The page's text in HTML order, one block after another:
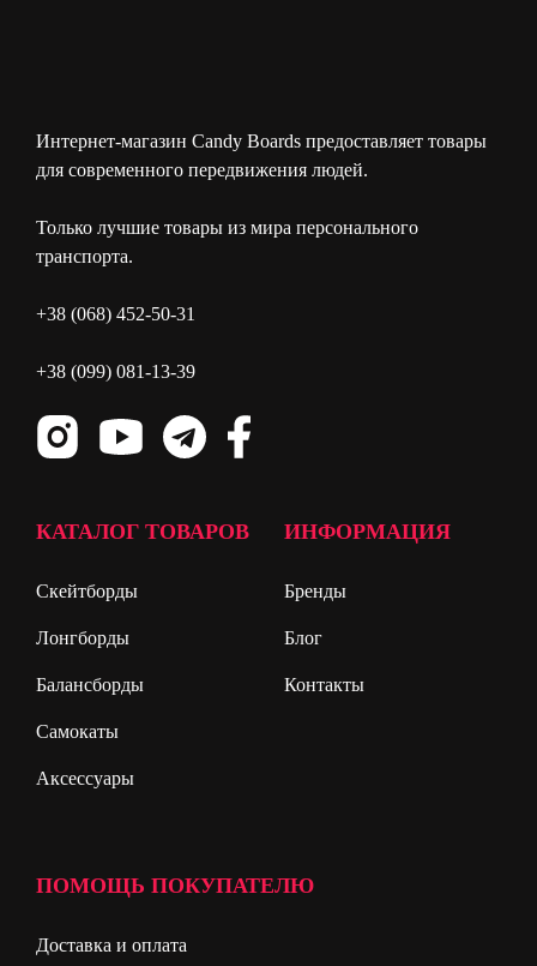
Интернет-магазин Candy Boards предоставляет товары
для современного передвижения людей.
Только лучшие товары из мира персонального
транспорта.
+38 (068) 452-50-31
+38 (099) 081-13-39
КАТАЛОГ ТОВАРОВ
Скейтборды
Лонгборды
Балансборды
Самокаты
Аксессуары
ИНФОРМАЦИЯ
Бренды
Блог
Контакты
ПОМОЩЬ ПОКУПАТЕЛЮ
Доставка и оплата